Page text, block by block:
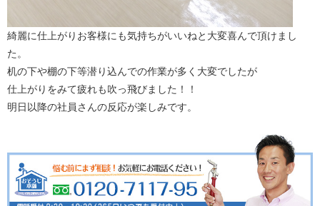
綺麗に仕上がりお客様にも気持ちがいいねと大変喜んで頂けまし
た。
机の下や棚の下等潜り込んでの作業が多く大変でしたが
仕上がりをみて疲れも吹っ飛びました！！
明日以降の社員さんの反応が楽しみです。